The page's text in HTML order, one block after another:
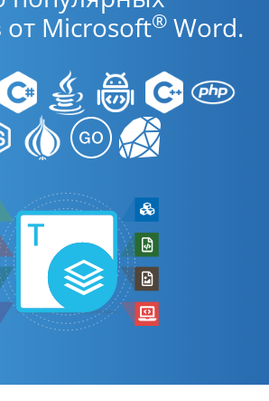
Microsoft® Word.